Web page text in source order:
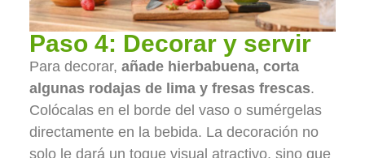
Paso 4: Decorar y servir
Para decorar, añade hierbabuena, corta
algunas rodajas de lima y fresas frescas.
Colócalas en el borde del vaso o sumérgelas
directamente en la bebida. La decoración no
solo le dará un toque visual atractivo, sino que